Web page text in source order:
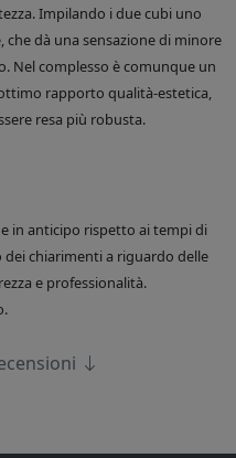
Impilando i due cubi uno
dà una sensazione di minore
Nel complesso è comunque un
rapporto qualità-estetica,
resa più robusta.
in anticipo rispetto ai tempi di
chiarimenti a riguardo delle
e professionalità.